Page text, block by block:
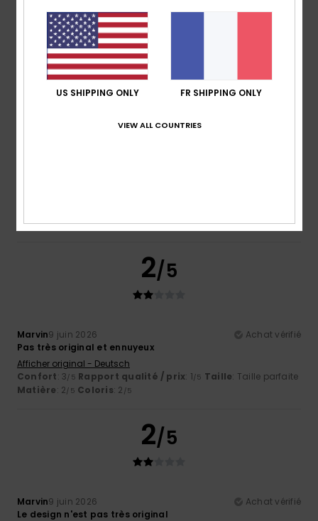
basé sur2 avis vérifiésdepuis juin 2026
0% de nos clients recommandent ce produit
Confort
3.0
2/5
Marvin9 juin 2026
Achat vérifié
Pas très original et ennuyeux
Afficher original - Deutsch
Confort: 3/5 Rapport qualité / prix: 1/5 Taille: Taille parfaite
Matière: 2/5 Coloris: 2 /5
2/5
Marvin9 juin 2026
Achat vérifié
Le design n'est pas très original
US SHIPPING ONLY FR SHIPPING ONLY
VIEW ALL COUNTRIES